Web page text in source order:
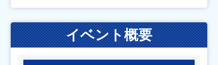
イベント概要